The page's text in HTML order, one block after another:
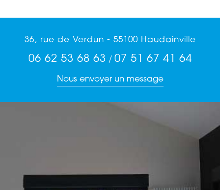
36, rue de Verdun - 55100 Haudainville
06 62 53 68 63 / 07 51 67 41 64
Nous envoyer un message